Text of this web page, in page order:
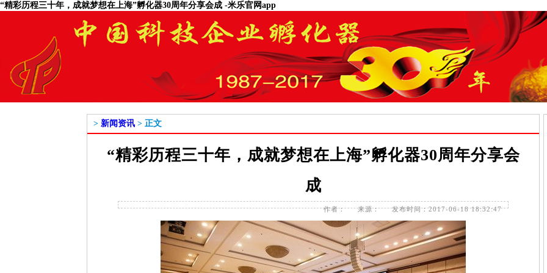
“精彩历程三十年，成就梦想在上海”孵化器30周年分享会成 -米乐官网app
> 新闻资讯 > 正文
“精彩历程三十年，成就梦想在上海”孵化器30周年分享会
成
发布时间：2017-06-18 18:32:47
来源：
作者：